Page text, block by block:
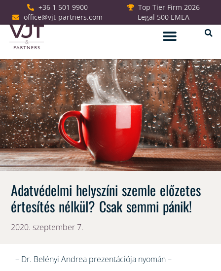
+36 1 501 9900
office@vjt-partners.com
Top Tier Firm 2026
Legal 500 EMEA
Adatvédelmi helyszíni szemle előzetes
értesítés nélkül? Csak semmi pánik!
2020. szeptember 7.
– Dr. Belényi Andrea prezentációja nyomán –